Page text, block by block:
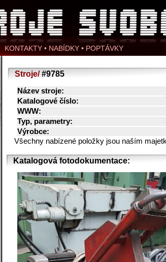
KONTAKTY • NABÍDKY • POPTÁVKY
Stroje/#9785
Název stroje:
Katalogové číslo:
WWW:
Typ, parametry:
Výrobce:
Všechny nabízené položky jsou naším
Katalogová fotodokumentace: